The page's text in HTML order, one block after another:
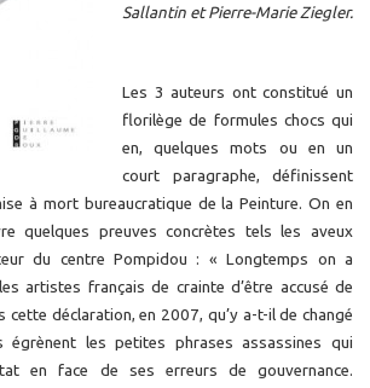
Sallantin et Pierre-Marie Ziegler.
Les 3 auteurs ont constitué un
florilège de formules chocs qui
en, quelques mots ou en un
court paragraphe, définissent
à mort bureaucratique de la Peinture. On en
quelques preuves concrètes tels les aveux
du centre Pompidou : « Longtemps on a
artistes français de crainte d’être accusé de
cette déclaration, en 2007, qu’y a-t-il de changé
égrènent les petites phrases assassines qui
en face de ses erreurs de gouvernance.